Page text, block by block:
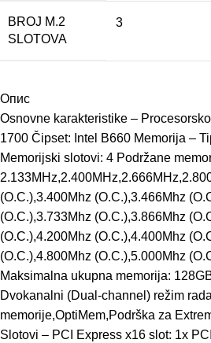
BROJ M.2
SLOTOVA
3
Опис
Osnovne karakteristike –
1700 Čipset: Intel B660 Memorija –
Memorijski slotovi: 4 Podržane
(O.C.),3.400Mhz (O.C.),3.466Mhz
(O.C.),3.733Mhz (O.C.),3.866Mhz
(O.C.),4.200Mhz (O.C.),4.400Mhz
(O.C.),4.800Mhz (O.C.),5.000Mhz
Maksimalna ukupna memorija:
Dvokanalni (Dual-channel) režim rada
memorije,OptiMem,Podrška za
Slotovi – PCI Express x16 slot: 1x